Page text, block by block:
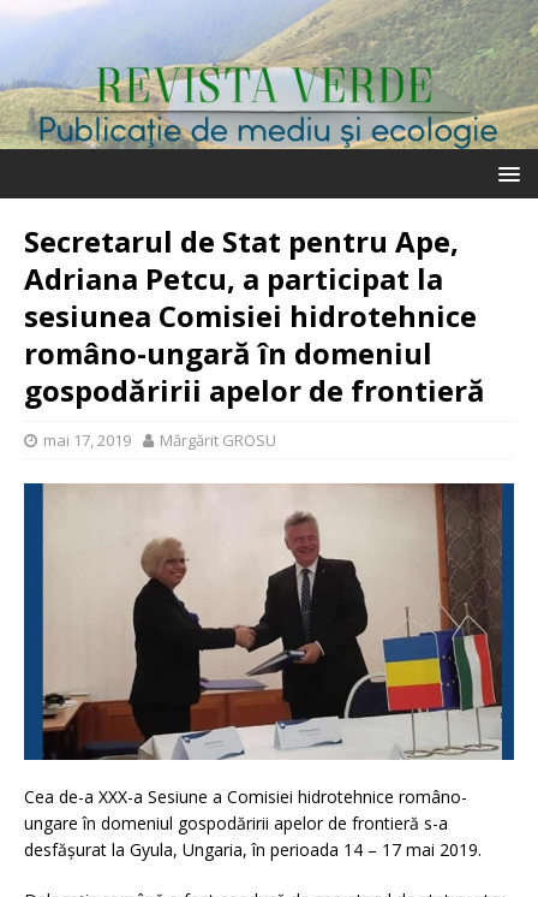
Secretarul de Stat pentru Ape,
Adriana Petcu, a participat la
sesiunea Comisiei hidrotehnice
româno-ungară în domeniul
gospodăririi apelor de frontieră
mai 17, 2019 Mărgărit GROSU
Cea de-a XXX-a Sesiune a Comisiei hidrotehnice româno-
ungare în domeniul gospodăririi apelor de frontieră s-a
desfășurat la Gyula, Ungaria, în perioada 14 – 17 mai 2019.